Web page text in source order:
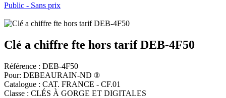
Public - Sans prix
Clé a chiffre fte hors tarif DEB-4F50
Référence : DEB-4F50
Pour: DEBEAURAIN-ND ®
Catalogue : CAT. FRANCE - CF.01
Classe : CLÉS À GORGE ET DIGITALES